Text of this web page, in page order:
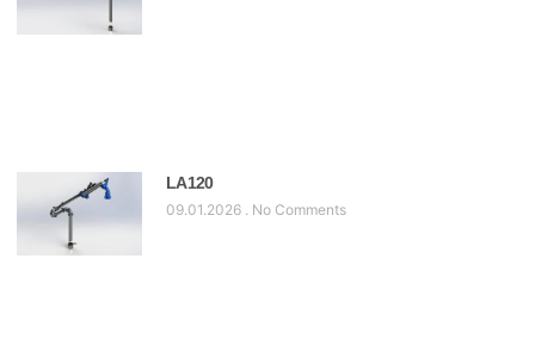
LA 120
09.01.2026 No Comments